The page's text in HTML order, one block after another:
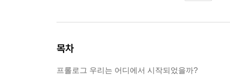
목차
프롤로그 우리는 어디에서 시작되었을까?